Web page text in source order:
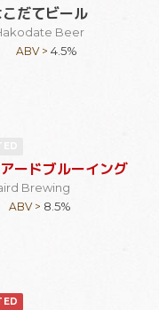
こだてビール
Beer
ABV > 4.5%
ードブルーイング
Brewing
ABV > 8.5%